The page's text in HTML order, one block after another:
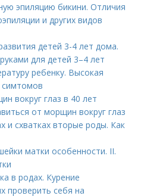
эпиляцию бикини. Отличия
и других видов
детей 3-4 лет дома.
для детей 3–4 лет
ребенку. Высокая
симтомов
вокруг глаз в 40 лет
от морщин вокруг глаз
и схватках вторые роды. Как
матки особенности. II.
в родах. Курение
проверить себя на